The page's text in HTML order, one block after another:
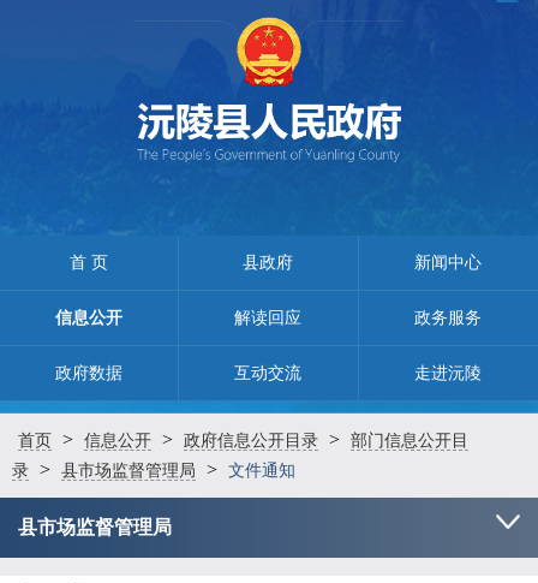
首 页 县政府 新闻中心
信息公开 解读回应 政务服务
政府数据 互动交流 走进沅陵
首页 > 信息公开 > 政府信息公开目录 > 部门信息公开目
录 > 县市场监督管理局 > 文件通知
县市场监督管理局